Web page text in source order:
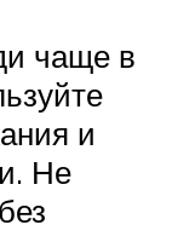
чаще в
и
Не